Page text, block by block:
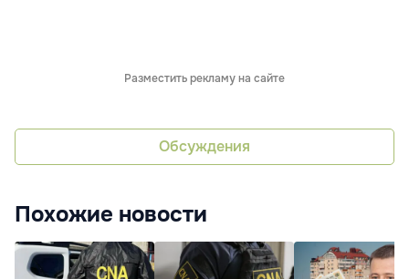
Разместить рекламу на сайте
Обсуждения
Похожие новости